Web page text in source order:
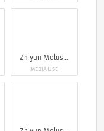
Zhiyun Molus G300
MEDIA USE